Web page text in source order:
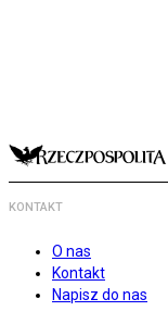
KONTAKT
O nas
Kontakt
Napisz do nas